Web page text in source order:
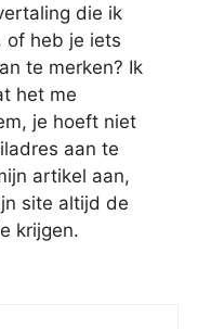
die ik
of heb je iets
te merken? Ik
het me
je hoeft niet
aan te
artikel aan,
site altijd de
krijgen.